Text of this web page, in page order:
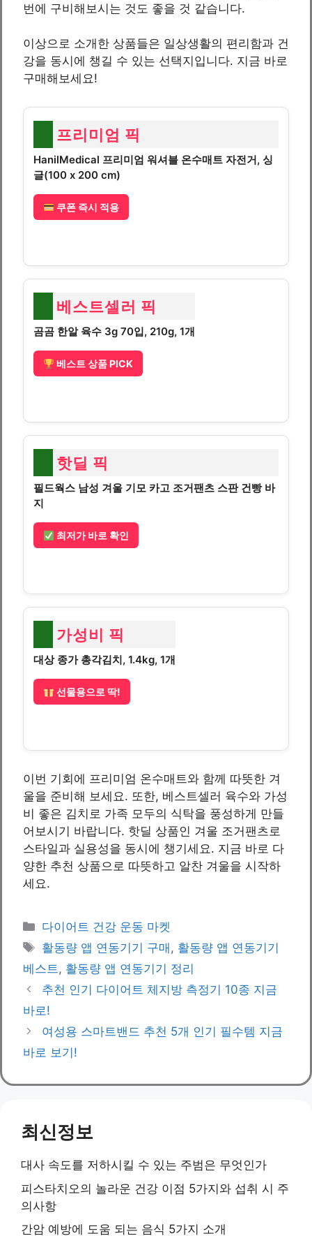
번에 구비해보시는 것도 좋을 것 같습니다.
이상으로 소개한 상품들은 일상생활의 편리함과 건
강을 동시에 챙길 수 있는 선택지입니다. 지금 바로
구매해보세요!
프리미엄 픽
HanilMedical 프리미엄 워셔블 온수매트 자전거, 싱
글(100 x 200 cm)
쿠폰 즉시 적용
베스트셀러 픽
곰곰 한알 육수 3g 70입, 210g, 1개
베스트 상품 PICK
핫딜 픽
필드웍스 남성 겨울 기모 카고 조거팬츠 스판 건빵 바
지
최저가 바로 확인
가성비 픽
대상 종가 총각김치, 1.4kg, 1개
선물용으로 딱!
이번 기회에 프리미엄 온수매트와 함께 따뜻한 겨
울을 준비해 보세요. 또한, 베스트셀러 육수와 가성
비 좋은 김치로 가족 모두의 식탁을 풍성하게 만들
어보시기 바랍니다. 핫딜 상품인 겨울 조거팬츠로
스타일과 실용성을 동시에 챙기세요. 지금 바로 다
양한 추천 상품으로 따뜻하고 알찬 겨울을 시작하
세요.
Categories
다이어트 건강 운동 마켓
Tags
활동량 앱 연동기기 구매 , 활동량 앱 연동기기
베스트, 활동량 앱 연동기기 정리
추천 인기 다이어트 체지방 측정기 10종 지금
바로!
여성용 스마트밴드 추천 5개 인기 필수템 지금
바로 보기!
최신정보
대사 속도를 저하시킬 수 있는 주범은 무엇인가
피스타치오의 놀라운 건강 이점 5가지와 섭취 시 주
의사항
간암 예방에 도움 되는 음식 5가지 소개